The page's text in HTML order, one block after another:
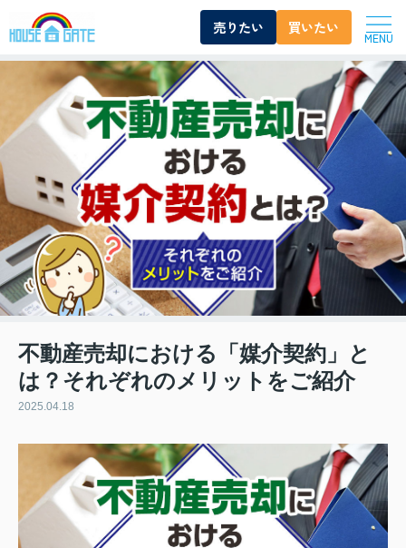
売りたい 買いたい
MENU
不動産売却における「媒介契約」と
は？それぞれのメリットをご紹介
2025.04.18